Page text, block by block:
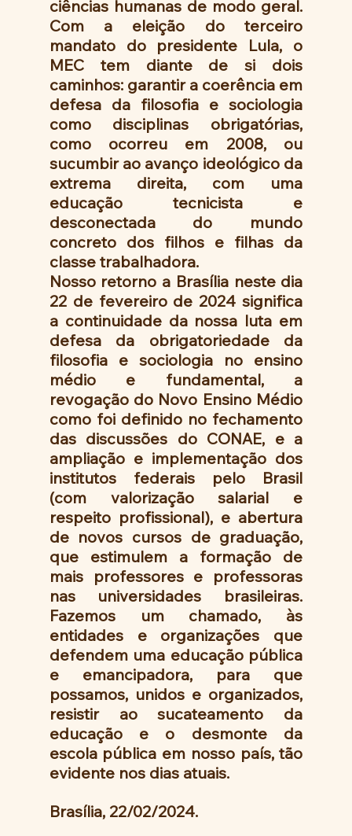
ciências humanas de modo geral.
Com a eleição do terceiro
mandato do presidente Lula, o
MEC tem diante de si dois
caminhos: garantir a coerência em
defesa da filosofia e sociologia
como disciplinas obrigatórias,
como ocorreu em 2008, ou
sucumbir ao avanço ideológico da
extrema direita, com uma
educação tecnicista e
desconectada do mundo
concreto dos filhos e filhas da
classe trabalhadora.
Nosso retorno a Brasília neste dia
22 de fevereiro de 2024 significa
a continuidade da nossa luta em
defesa da obrigatoriedade da
filosofia e sociologia no ensino
médio e fundamental, a
revogação do Novo Ensino Médio
como foi definido no fechamento
das discussões do CONAE, e a
ampliação e implementação dos
institutos federais pelo Brasil
(com valorização salarial e
respeito profissional), e abertura
de novos cursos de graduação,
que estimulem a formação de
mais professores e professoras
nas universidades brasileiras.
Fazemos um chamado, às
entidades e organizações que
defendem uma educação pública
e emancipadora, para que
possamos, unidos e organizados,
resistir ao sucateamento da
educação e o desmonte da
escola pública em nosso país, tão
evidente nos dias atuais.
Brasília, 22/02/2024.